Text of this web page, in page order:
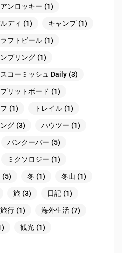
ンロッキー (1)
ディ (1) キャンプ (1)
フトビール (1)
ブリング (1)
スコーミッシュ Daily (3)
リットボード (1)
(1) トレイル (1)
グ (3) ハウツー (1)
バンクーバー (5)
ミクソロジー (1)
(5) 冬 (1) 冬山 (1)
旅 (3) 日記 (1)
行 (1) 海外生活 (7)
観光 (1)